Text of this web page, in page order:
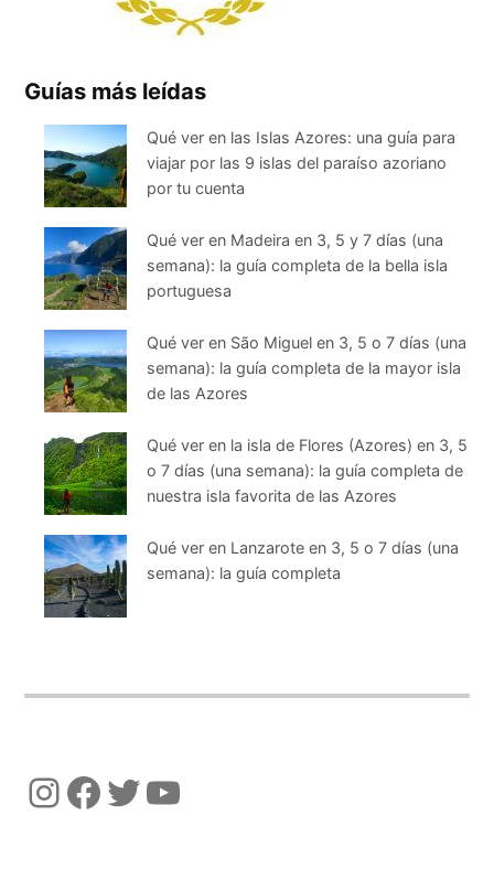
Guías más leídas
Qué ver en las Islas Azores: una guía para
viajar por las 9 islas del paraíso azoriano
por tu cuenta
Qué ver en Madeira en 3, 5 y 7 días (una
semana): la guía completa de la bella isla
portuguesa
Qué ver en São Miguel en 3, 5 o 7 días (una
semana): la guía completa de la mayor isla
de las Azores
Qué ver en la isla de Flores (Azores) en 3, 5
o 7 días (una semana): la guía completa de
nuestra isla favorita de las Azores
Qué ver en Lanzarote en 3, 5 o 7 días (una
semana): la guía completa
InstagramFacebook Twitter YouTube